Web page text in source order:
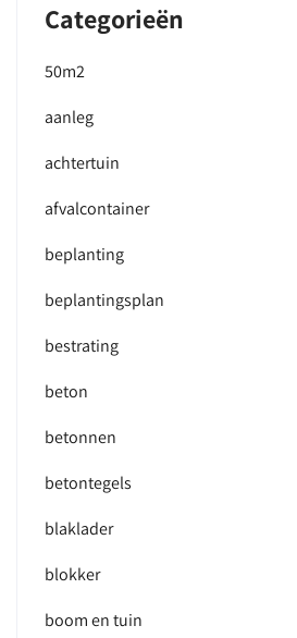
Categorieën
50m2
aanleg
achtertuin
afvalcontainer
beplanting
beplantingsplan
bestrating
beton
betonnen
betontegels
blaklader
blokker
boom en tuin